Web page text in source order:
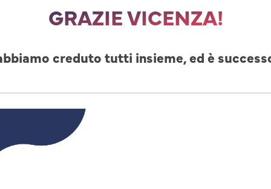
GRAZIE VICENZA!
creduto tutti insieme, ed è